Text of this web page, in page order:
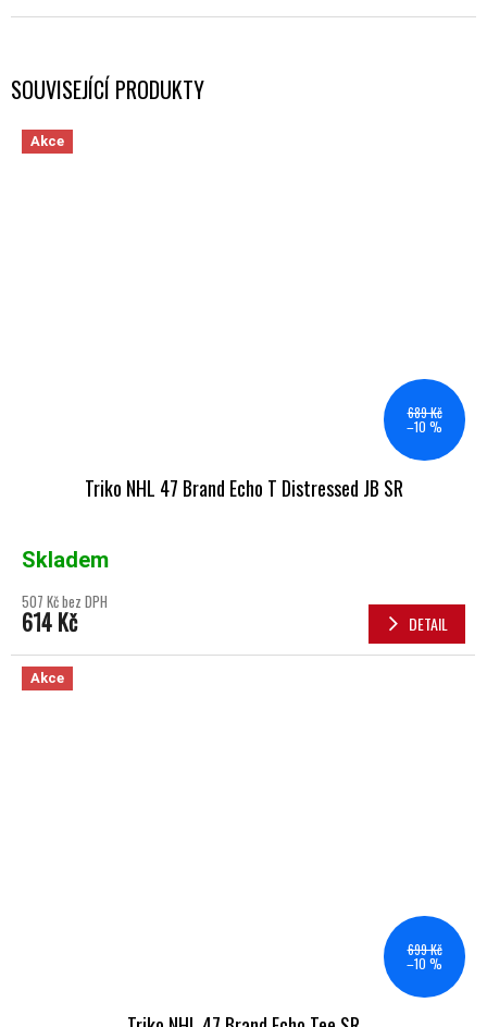
SOUVISEJÍCÍ PRODUKTY
Akce
689 Kč
–10 %
Triko NHL 47 Brand Echo T Distressed JB SR
Skladem
507 Kč bez DPH
614 Kč DETAIL
Akce
699 Kč
–10 %